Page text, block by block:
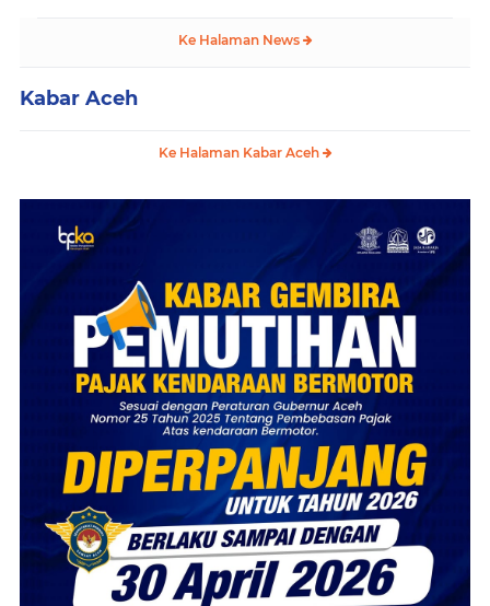
Ke Halaman News
Kabar Aceh
Ke Halaman Kabar Aceh